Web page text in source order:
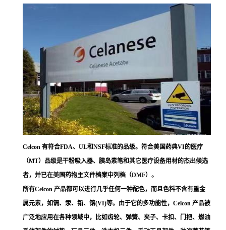
Celcon 有符合FDA、UL和NSF标准的品级。符合美国药典VI的医疗
（MT）品级是干粉吸入器、胰岛素笔和其它医疗设备用材的杰出候选
者，并已在美国药物主文件档案中列档（DMF）。
所有Celcon 产品都可以进行几乎任何一种配色，而且色料不含有重金
属元素，如镉、汞、铅、铬(VI)等。由于它的多功能性，Celcon 产品被
广泛地应用在各种领域中，比如齿轮、弹簧、夹子、卡扣、门把、燃油